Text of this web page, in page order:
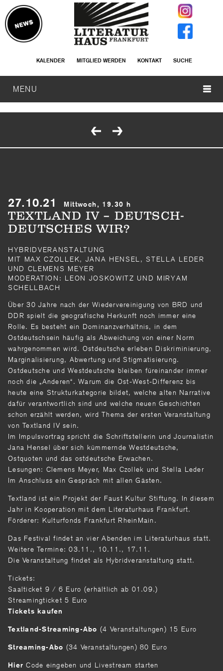
KALENDER MITGLIED WERDEN KONTAKT SUCHE
MENU
27.10.21 Mittwoch, 19.30 h
TEXTLAND IV – DEUTSCH-
DEUTSCHES WIR?
HYBRIDVERANSTALTUNG
MIT MAX CZOLLEK, JANA HENSEL, STELLA LEDER
UND CLEMENS MEYER
MODERATION: LEON JOSKOWITZ UND MIRYAM
SCHELLBACH
Über 30 Jahre nach der Wiedervereinigung von BRD und
DDR spielt die geografische Herkunft noch immer eine
Rolle. Es besteht ein Dominanzverhältnis, in dem
Ostdeutschsein häufig als Abweichung von einer Norm
wahrgenommen wird. Ostdeutsche erleben Diskriminierung,
Marginalisierung, Abwertung und Stigmatisierung.
Ostdeutsche und Westdeutsche bleiben füreinander immer
noch die „Anderen“. Warum die Ost-West-Differenz bis
heute eine Strukturkategorie bildet, welche alten Narrative
dafür verantwortlich sind und welche neuen Geschichten
schon erzählt werden, wird Thema der ersten Veranstaltung
von Textland IV sein.
Im Impulsvortrag spricht die Schriftstellerin und Journalistin
Jana Hensel über sich kümmernde Westdeutsche,
Ostquoten und das ostdeutsche Erwachen.
Lesungen: Clemens Meyer, Max Czollek und Stella Leder
Im Anschluss ein Gespräch mit allen Gästen.
Textland ist ein Projekt der Faust Kultur Stiftung. In diesem
Jahr in Kooperation mit dem Literaturhaus Frankfurt.
Förderer: Kulturfonds Frankfurt RheinMain.
Das Festival findet an vier Abenden im Literaturhaus statt.
Weitere Termine: 03.11., 10.11., 17.11.
Die Veranstaltung findet als Hybridveranstaltung statt.
Tickets:
Saalticket 9 / 6 Euro (erhältlich ab 01.09.)
Streamingticket 5 Euro
Tickets kaufen
Textland-Streaming-Abo (4 Veranstaltungen) 15 Euro
Streaming-Abo (34 Veranstaltungen) 80 Euro
Hier Code eingeben und Livestream starten